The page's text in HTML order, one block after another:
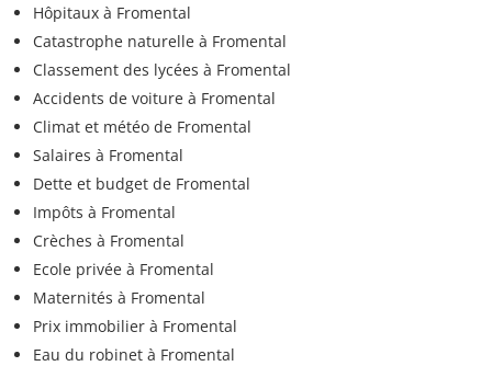
Hôpitaux à Fromental
Catastrophe naturelle à Fromental
Classement des lycées à Fromental
Accidents de voiture à Fromental
Climat et météo de Fromental
Salaires à Fromental
Dette et budget de Fromental
Impôts à Fromental
Crèches à Fromental
Ecole privée à Fromental
Maternités à Fromental
Prix immobilier à Fromental
Eau du robinet à Fromental